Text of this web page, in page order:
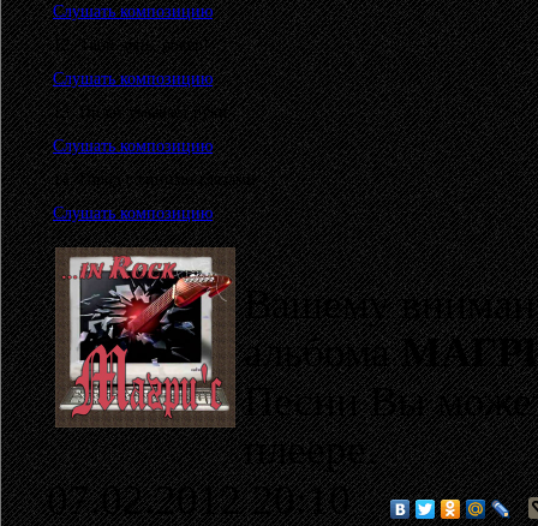
Слушать композицию
12. Твой день, рокер!
Слушать композицию
13. Пилат умывает руки
Слушать композицию
14. Город с синими глазами
Слушать композицию
Вашему
альбома
Песни Вы
плеере.
07.02.2012 20:10